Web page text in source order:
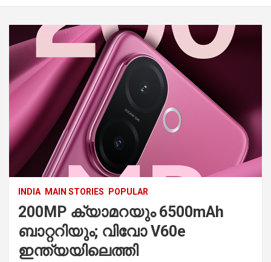
INDIA MAIN STORIES POPULAR
200MP ക്യാമറയും 6500mAh
ബാറ്ററിയും; വിവോ V60e
ഇന്ത്യയിലെത്തി